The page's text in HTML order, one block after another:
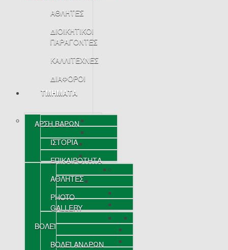
ΑΘΛΗΤΕΣ
ΔΙΟΙΚΗΤΙΚΟΙ
ΠΑΡΑΓΟΝΤΕΣ
ΚΑΛΛΙΤΕΧΝΕΣ
ΔΙΑΦΟΡΟΙ
ΤΜΗΜΑΤΑ
ΑΡΣΗ ΒΑΡΩΝ
ΙΣΤΟΡΙΑ
ΕΠΙΚΑΙΡΟΤΗΤΑ
ΑΘΛΗΤΕΣ
PHOTO
GALLERY
ΒΟΛΕΪ
ΒΟΛΕΪ ΑΝΔΡΩΝ